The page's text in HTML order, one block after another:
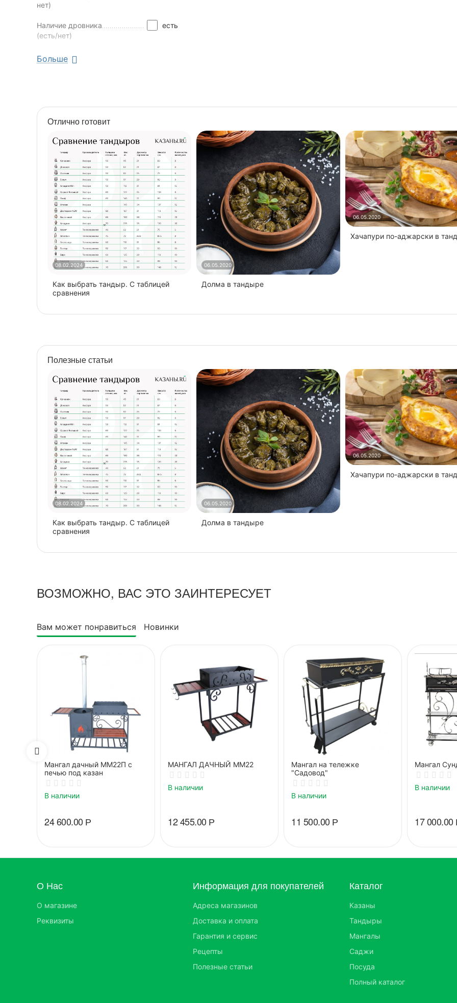
нет)
Наличие дровника
(есть/нет)
есть
Наличие колес
(есть/нет)
Разборный
С печью под казан
Найти похожие
Больше
Отлично готовит
08.02.2024
Как выбрать тандыр. С таблицей
сравнения
06.05.2020
​Долма в тандыре
06.05.2020
Хачапури по-аджарски в
Полезные статьи
08.02.2024
Как выбрать тандыр. С таблицей
сравнения
06.05.2020
​Долма в тандыре
06.05.2020
Хачапури по-аджарски в
ВОЗМОЖНО, ВАС ЭТО ЗАИНТЕРЕСУЕТ
Вам может понравиться Новинки
Мангал дачный ММ22П с
печью под казан
В наличии
24 600.00 Р
МАНГАЛ ДАЧНЫЙ ММ22
В наличии
12 455.00 Р
Мангал на тележке
"Садовод"
В наличии
11 500.00 Р
Мангал
В наличии
17 000.00
О Нас
О магазине
Реквизиты
Информация для покупателей
Адреса магазинов
Доставка и оплата
Гарантия и сервис
Рецепты
Полезные статьи
Каталог
Казаны
Тандыры
Мангалы
Саджи
Посуда
Полный каталог